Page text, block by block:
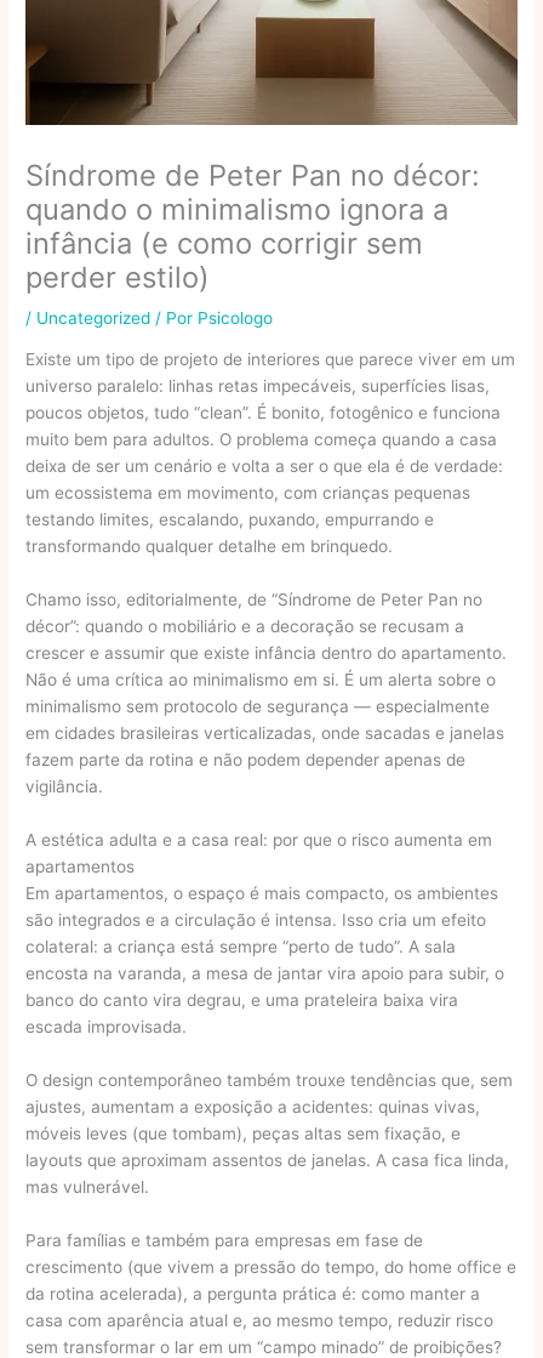
Síndrome de Peter Pan no décor:
quando o minimalismo ignora a
infância (e como corrigir sem
perder estilo)
/ Uncategorized / Por Psicologo
Existe um tipo de projeto de interiores que parece viver em um
universo paralelo: linhas retas impecáveis, superfícies lisas,
poucos objetos, tudo “clean”. É bonito, fotogênico e funciona
muito bem para adultos. O problema começa quando a casa
deixa de ser um cenário e volta a ser o que ela é de verdade:
um ecossistema em movimento, com crianças pequenas
testando limites, escalando, puxando, empurrando e
transformando qualquer detalhe em brinquedo.
Chamo isso, editorialmente, de “Síndrome de Peter Pan no
décor”: quando o mobiliário e a decoração se recusam a
crescer e assumir que existe infância dentro do apartamento.
Não é uma crítica ao minimalismo em si. É um alerta sobre o
minimalismo sem protocolo de segurança — especialmente
em cidades brasileiras verticalizadas, onde sacadas e janelas
fazem parte da rotina e não podem depender apenas de
vigilância.
A estética adulta e a casa real: por que o risco aumenta em
apartamentos
Em apartamentos, o espaço é mais compacto, os ambientes
são integrados e a circulação é intensa. Isso cria um efeito
colateral: a criança está sempre “perto de tudo”. A sala
encosta na varanda, a mesa de jantar vira apoio para subir, o
banco do canto vira degrau, e uma prateleira baixa vira
escada improvisada.
O design contemporâneo também trouxe tendências que, sem
ajustes, aumentam a exposição a acidentes: quinas vivas,
móveis leves (que tombam), peças altas sem fixação, e
layouts que aproximam assentos de janelas. A casa fica linda,
mas vulnerável.
Para famílias e também para empresas em fase de
crescimento (que vivem a pressão do tempo, do home office e
da rotina acelerada), a pergunta prática é: como manter a
casa com aparência atual e, ao mesmo tempo, reduzir risco
sem transformar o lar em um “campo minado” de proibições?